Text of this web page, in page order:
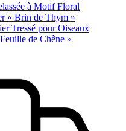
à Motif Floral
« Brin de Thym »
Tressé pour Oiseaux
de Chêne »